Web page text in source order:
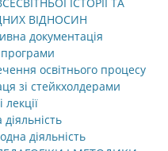
ВІДНОСИН
документація
програми
освітнього процесу
зі стейкхолдерами
лекції
діяльність